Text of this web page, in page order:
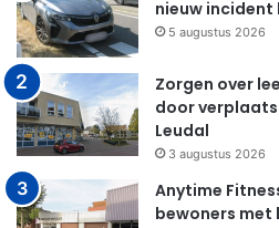
nieuw incident
5 augustus 2026
Zorgen over
door
Leudal
3 augustus 2026
Anytime
bewoners met